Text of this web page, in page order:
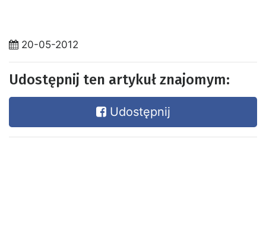
20-05-2012
Udostępnij ten artykuł znajomym:
Udostępnij